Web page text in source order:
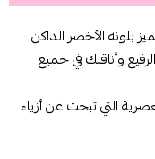
بلونه الأخضر الداكن
وأناقتك في جميع
التي تبحث عن أزياء